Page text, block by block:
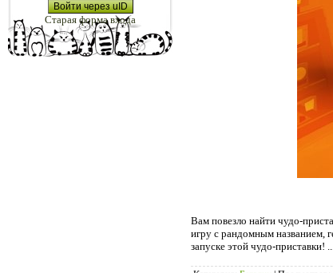
Войти через uID
Старая форма входа
Вам повезло найти чудо-
игру с рандомным названием,
запуске этой чудо-приставки!